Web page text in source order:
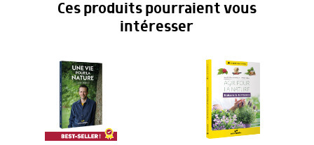
Ces produits pourraient vous
intéresser